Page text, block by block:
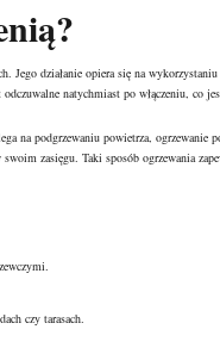
Jego działanie opiera się na wykorzystaniu
natychmiast po włączeniu, co
na podgrzewaniu powietrza, ogrzewanie
zasięgu. Taki sposób ogrzewania
czy tarasach.